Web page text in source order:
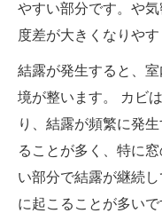
やすい部分です。や
度差が大きくなりや
結露が発生すると、
境が整います。 カビ
り、結露が頻繁に発
ることが多く、特に
い部分で結露が継続
に起こることが多い